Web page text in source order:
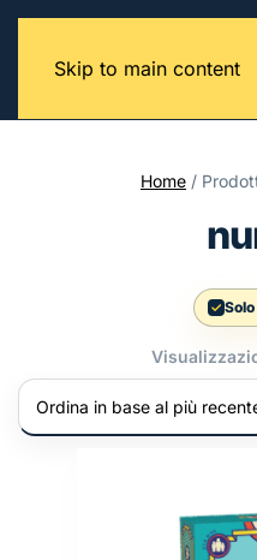
Skip to main content
Home /